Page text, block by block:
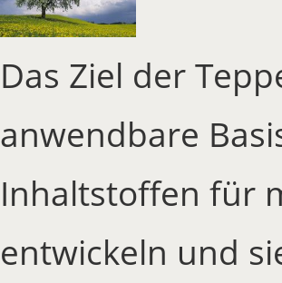
Das Ziel der
anwendbare
Inhaltstoffen für
entwickeln und